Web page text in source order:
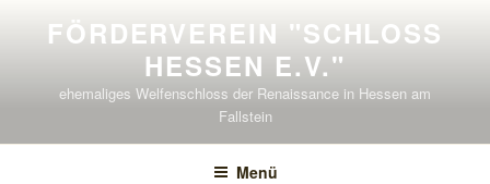
FÖRDERVEREIN "SCHLOSS H
ESSEN E.V."
ehemaliges Welfenschloss der Renaissance in Hessen am
Fallstein
Menü